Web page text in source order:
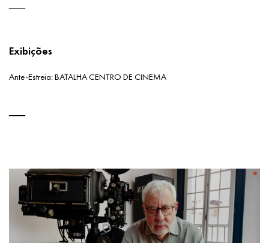
Exibições
Ante-Estreia: BATALHA CENTRO DE CINEMA